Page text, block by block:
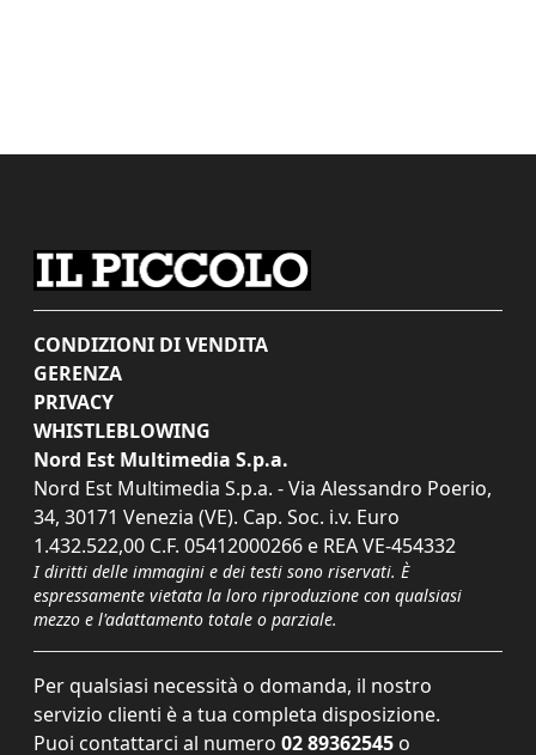
CONDIZIONI DI VENDITA
GERENZA
PRIVACY
WHISTLEBLOWING
Nord Est Multimedia S.p.a.
Nord Est Multimedia S.p.a. - Via Alessandro Poerio,
34, 30171 Venezia (VE). Cap. Soc. i.v. Euro
1.432.522,00 C.F. 05412000266 e REA VE-454332
I diritti delle immagini e dei testi sono riservati. È
espressamente vietata la loro riproduzione con qualsiasi
mezzo e l'adattamento totale o parziale.
Per qualsiasi necessità o domanda, il nostro
servizio clienti è a tua completa disposizione.
Puoi contattarci al numero 02 89362545 o